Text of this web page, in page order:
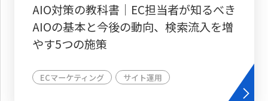
AIO対策の教科書│EC担当者が知るべき
AIOの基本と今後の動向、検索流入を増
やす5つの施策
ECマーケティング サイト運用